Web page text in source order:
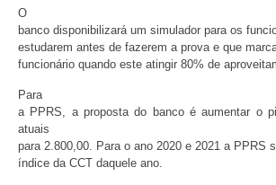
O
banco disponibilizará um simulador para os
estudarem antes de fazerem a prova e que
funcionário quando este atingir 80% de
Para
a PPRS, a proposta do banco é aumentar o
atuais
para 2.800,00. Para o ano 2020 e 2021 a PPRS
índice da CCT daquele ano.